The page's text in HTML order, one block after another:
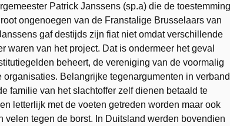
Patrick Janssens (sp.a) die de toestemming
ongenoegen van de Franstalige Brusselaars van
gaf destijds zijn fiat niet omdat verschillende
van het project. Dat is ondermeer het geval
beheert, de vereniging van de voormalig
Belangrijke tegenargumenten in verband
familie van het slachtoffer zelf dienen betaald te
letterlijk met de voeten getreden worden maar ook
tegen de borst. In Duitsland werden bovendien